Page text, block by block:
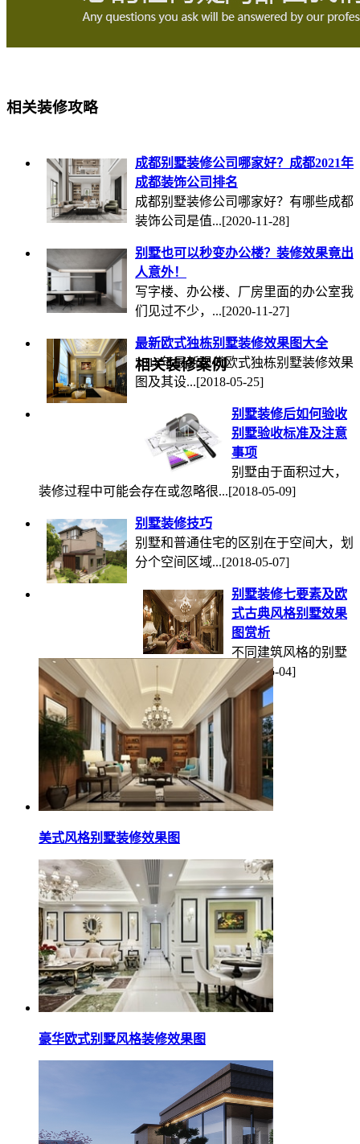
相关装修攻略
成都别墅装修公司哪家好？成都2021年
成都装饰公司排名
成都别墅装修公司哪家好？有哪些成都
装饰公司是值...[2020-11-28]
别墅也可以秒变办公楼？装修效果竟出
人意外！
写字楼、办公楼、厂房里面的办公室我
们见过不少，...[2020-11-27]
最新欧式独栋别墅装修效果图大全
2018年最新现代欧式独栋别墅装修效果
图及其设...[2018-05-25]
别墅装修后如何验收
别墅验收标准及注意
事项
别墅由于面积过大，
装修过程中可能会存在或忽略很...[2018-05-09]
别墅装修技巧
别墅和普通住宅的区别在于空间大，划
分个空间区域...[2018-05-07]
别墅装修七要素及欧
式古典风格别墅效果
图赏析
不同建筑风格的别墅
装修设计的风格和主题还是有所...[2018-05-04]
相关装修案例
美式风格别墅装修效果图
豪华欧式别墅风格装修效果图